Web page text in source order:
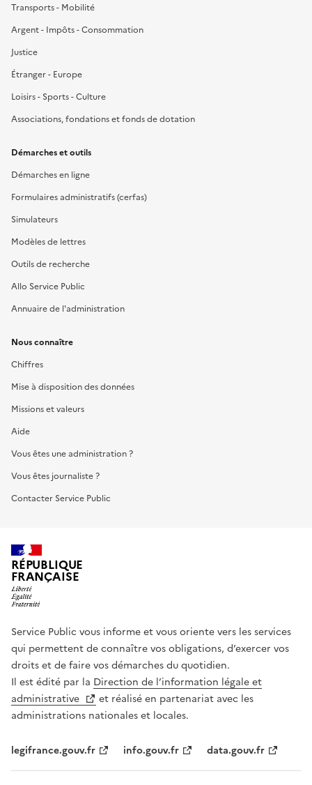
Transports - Mobilité
Argent - Impôts - Consommation
Justice
Étranger - Europe
Loisirs - Sports - Culture
Associations, fondations et fonds de dotation
Démarches et outils
Démarches en ligne
Formulaires administratifs (cerfas)
Simulateurs
Modèles de lettres
Outils de recherche
Allo Service Public
Annuaire de l'administration
Nous connaître
Chiffres
Mise à disposition des données
Missions et valeurs
Aide
Vous êtes une administration ?
Vous êtes journaliste ?
Contacter Service Public
RÉPUBLIQUE
FRANÇAISE
Service Public vous informe et vous oriente vers les services
qui permettent de connaître vos obligations, d’exercer vos
droits et de faire vos démarches du quotidien.
Il est édité par la Direction de l’information légale et
administrative
et réalisé en partenariat avec les
administrations nationales et locales.
legifrance.gouv.fr info.gouv.fr data.gouv.fr